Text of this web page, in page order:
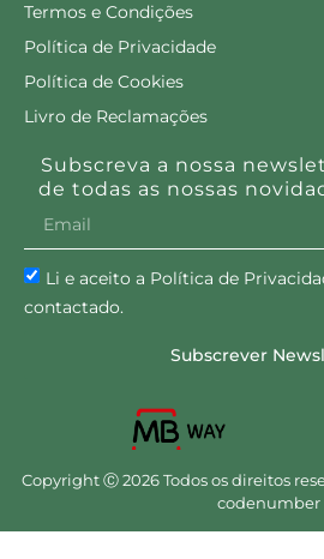
Termos e Condições
Política de Privacidade
Política de Cookies
Livro de Reclamações
Subscreva a nossa
de todas as nossas
Li e aceito a Política de
contactado.
Subscrever
Copyright Ⓒ 2026 Todos os direitos
codenumber